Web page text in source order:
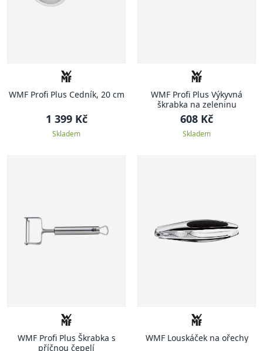
WMF Profi Plus Cedník, 20 cm
1 399 Kč
Skladem
WMF Profi Plus Výkyvná
škrabka na zeleninu
608 Kč
Skladem
WMF Profi Plus Škrabka s
příčnou čepelí
WMF Louskáček na ořechy